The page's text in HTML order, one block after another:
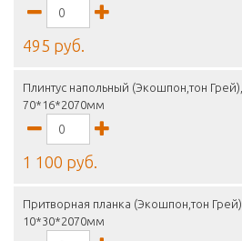
495 руб.
Плинтус напольный (Экошпон,тон Грей),
70*16*2070мм
1 100 руб.
Притворная планка (Экошпон,тон Грей),
10*30*2070мм